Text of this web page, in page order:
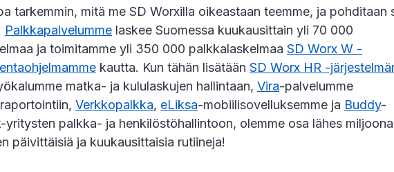
tarkemmin, mitä me SD Worxilla oikeastaan teemme, ja pohditaan
Palkkapalvelumme laskee Suomessa kuukausittain yli 70 000
ja toimitamme yli 350 000 palkkalaskelmaa SD Worx W -
kautta. Kun tähän lisätään SD Worx HR -
matka- ja kululaskujen hallintaan, Vira-palvelumme
Verkkopalkka, eLiksa-mobiilisovelluksemme ja Buddy-
yritysten palkka- ja henkilöstöhallintoon, olemme osa lähes
päivittäisiä ja kuukausittaisia rutiineja!